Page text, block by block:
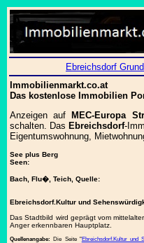
Ebreichsdorf
Immobilienmarkt.co.at
Das kostenlose Immobilien
Anzeigen auf
MEC-Europa
schalten. Das Ebreichsdorf-
Eigentumswohnung,
See plus Berg
Seen:
Bach, Flu�, Teich, Quelle:
Ebreichsdorf.Kultur und
Das Stadtbild wird geprägt vom
Anger erkennbaren Hauptplatz.
Quellenangabe: Die Seite "Ebreichsdorf.Kultur und